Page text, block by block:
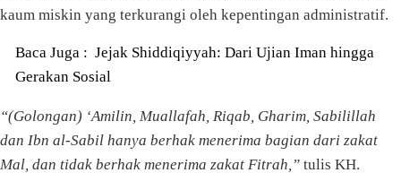
kaum miskin yang terkurangi oleh kepentingan administratif.
Baca Juga : Jejak Shiddiqiyyah: Dari Ujian Iman hingga
Gerakan Sosial
“(Golongan) ‘Amilin, Muallafah, Riqab, Gharim, Sabilillah
dan Ibn al-Sabil hanya berhak menerima bagian dari zakat
Mal, dan tidak berhak menerima zakat Fitrah,” tulis KH.